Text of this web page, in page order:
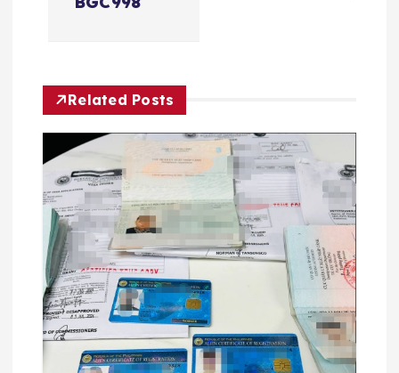
Related Posts